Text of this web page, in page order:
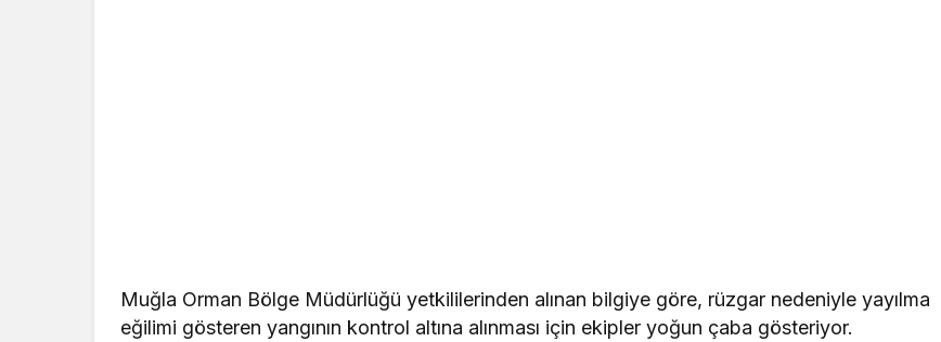
Muğla Orman Bölge Müdürlüğü yetkililerinden alınan bilgiye göre, rüzgar nedeniyle yayılma
eğilimi gösteren yangının kontrol altına alınması için ekipler yoğun çaba gösteriyor.